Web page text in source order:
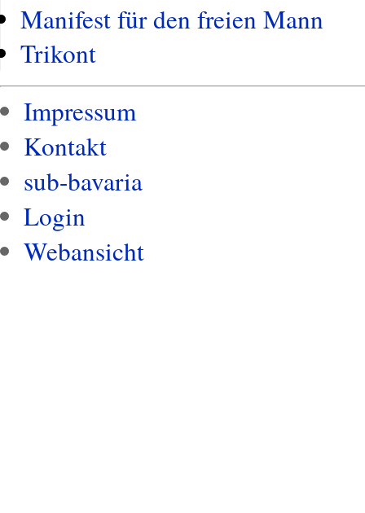
Manifest für den freien Mann
Trikont
Impressum
Kontakt
sub-bavaria
Login
Webansicht